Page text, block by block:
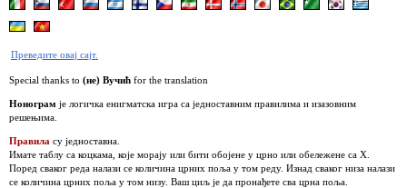
Преведите овај сајт.
Special thanks to (не) Вучић for the translation
Нонограм је логичка енигматска игра са једноставним правилима и изазовним
решењима.
Правила су једноставна.
Имате таблу са коцкама, које морају или бити обојене у црно или обележене са Х.
Поред сваког реда налази се количина црних поља у том реду. Изнад сваког низа налази
се количина црних поља у том низу. Ваш циљ је да пронађете сва црна поља.